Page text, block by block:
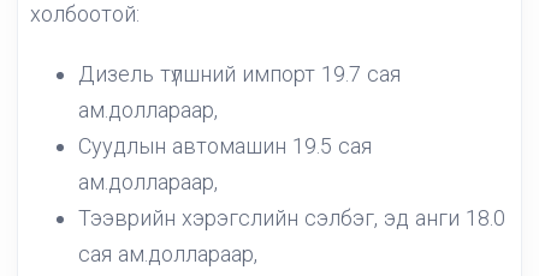
холбоотой:
Дизель түлшний импорт 19.7 сая
ам.доллараар,
Суудлын автомашин 19.5 сая
ам.доллараар,
Тээврийн хэрэгслийн сэлбэг, эд анги 18.0
сая ам.доллараар,